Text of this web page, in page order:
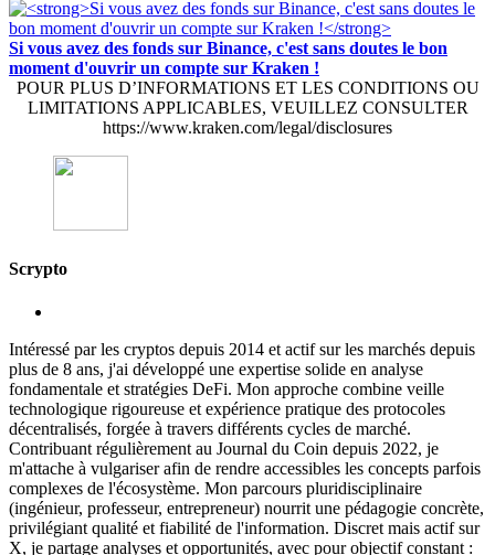
Si vous avez des fonds sur Binance, c'est sans doutes le bon
moment d'ouvrir un compte sur Kraken !
POUR PLUS D’INFORMATIONS ET LES CONDITIONS OU
LIMITATIONS APPLICABLES, VEUILLEZ CONSULTER
https://www.kraken.com/legal/disclosures
Scrypto
Intéressé par les cryptos depuis 2014 et actif sur les marchés depuis
plus de 8 ans, j'ai développé une expertise solide en analyse
fondamentale et stratégies DeFi. Mon approche combine veille
technologique rigoureuse et expérience pratique des protocoles
décentralisés, forgée à travers différents cycles de marché.
Contribuant régulièrement au Journal du Coin depuis 2022, je
m'attache à vulgariser afin de rendre accessibles les concepts parfois
complexes de l'écosystème. Mon parcours pluridisciplinaire
(ingénieur, professeur, entrepreneur) nourrit une pédagogie concrète,
privilégiant qualité et fiabilité de l'information. Discret mais actif sur
X, je partage analyses et opportunités, avec pour objectif constant :